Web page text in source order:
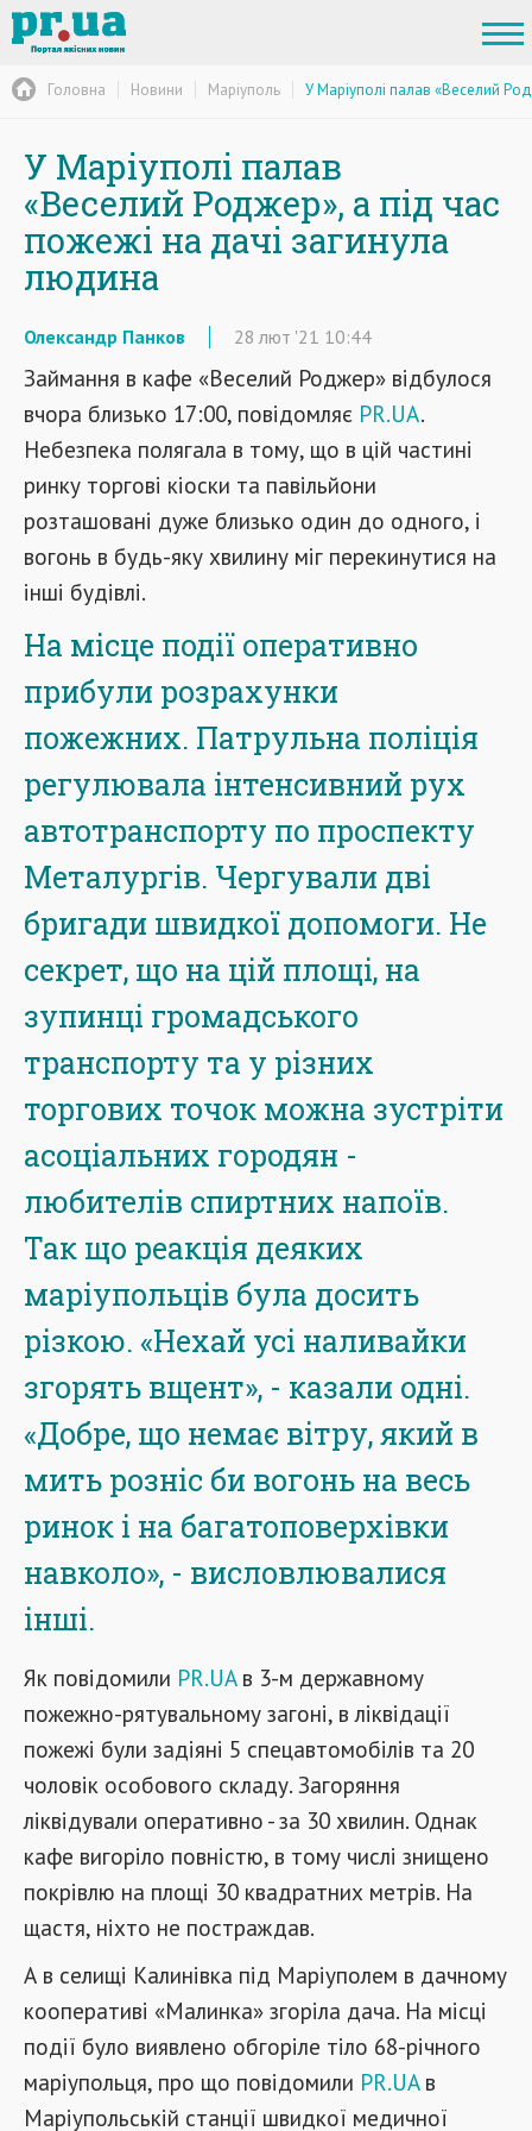
Головна Новини Маріуполь У Маріуполі палав «Веселий
У Маріуполі палав
«Веселий Роджер», а під час
пожежі на дачі загинула
людина
Олександр Панков 28 лют '21 10:44
Займання в кафе «Веселий Роджер» відбулося
вчора близько 17:00, повідомляє PR.UA.
Небезпека полягала в тому, що в цій частині
ринку торгові кіоски та павільйони
розташовані дуже близько один до одного, і
вогонь в будь-яку хвилину міг перекинутися на
інші будівлі.
На місце події оперативно
прибули розрахунки
пожежних. Патрульна поліція
регулювала інтенсивний рух
автотранспорту по проспекту
Металургів. Чергували дві
бригади швидкої допомоги. Не
секрет, що на цій площі, на
зупинці громадського
транспорту та у різних
торгових точок можна зустріти
асоціальних городян -
любителів спиртних напоїв.
Так що реакція деяких
маріупольців була досить
різкою. «Нехай усі наливайки
згорять вщент», - казали одні.
«Добре, що немає вітру, який в
мить розніс би вогонь на весь
ринок і на багатоповерхівки
навколо», - висловлювалися
інші.
Як повідомили PR.UAв 3-м державному
пожежно-рятувальному загоні, в ліквідації
пожежі були задіяні 5 спецавтомобілів та 20
чоловік особового складу. Загоряння
ліквідували оперативно - за 30 хвилин. Однак
кафе вигоріло повністю, в тому числі знищено
покрівлю на площі 30 квадратних метрів. На
щастя, ніхто не постраждав.
А в селищі Калинівка під Маріуполем в дачному
кооперативі «Малинка» згоріла дача. На місці
події було виявлено обгоріле тіло 68-річного
маріупольця, про що повідомили PR.UAв
Маріупольській станції швидкої медичної